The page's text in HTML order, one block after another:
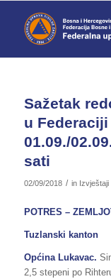
Sažetak
u
01.09./
sati
02/09/2018 / in Izvještaji
POTRES –
Tuzlanski kanton
Općina Lukavac.
2,5 stepeni po